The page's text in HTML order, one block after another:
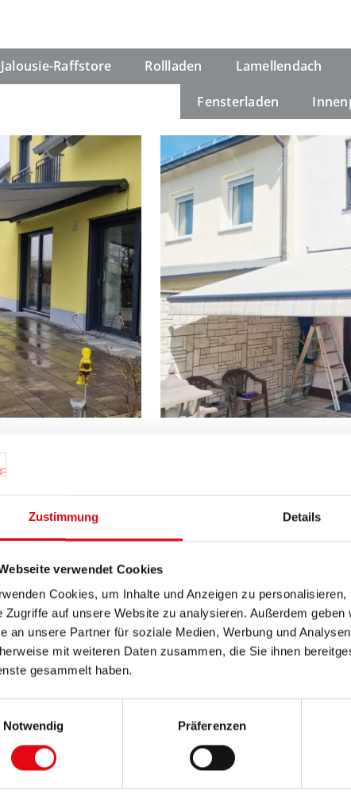
Zustimmung Details
verwendet Cookies
Cookies, um Inhalte und Anzeigen zu
Zugriffe auf unsere Website zu analysieren. Außerdem
an unsere Partner für soziale Medien, Werbung und
mit weiteren Daten zusammen, die Sie ihnen
gesammelt haben.
Notwendig Präferenzen
Jalousie-Raffstore Rollladen Lamellendach
Fensterladen
WEITERE BILDER